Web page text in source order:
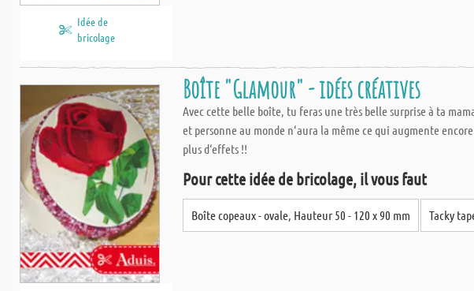
Idée de
bricolage
Boîte "Glamour" - idées créatives
Avec cette belle boîte, tu feras une très belle surprise à ta
et personne au monde n‘aura la même ce qui augmente
plus d‘effets !!
Pour cette idée de bricolage, il vous faut
Boîte copeaux - ovale, Hauteur 50 - 120 x 90 mm Tacky